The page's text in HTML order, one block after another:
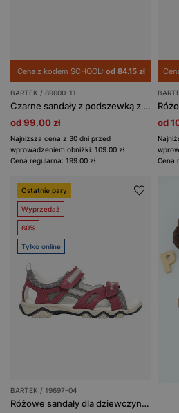
Cena z kodem SCHOOL: od 84.15 zł
BARTEK / 89000-11
Czarne sandały z podszewką z mikrofibry BARTEK 89000-11
od 99.00 zł
Najniższa cena z 30 dni przed
wprowadzeniem obniżki: 109.00 zł
Cena regularna: 199.00 zł
od
Cena
Ostatnie pary
Wyprzedaż
60%
Tylko online
BARTEK / 19697-04
Różowe sandały dla dziewczynki z odblaskiem na pasku BARTEK 19697-04